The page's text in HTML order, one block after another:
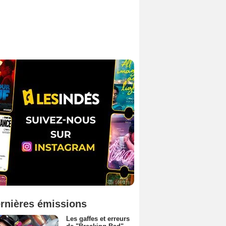
émissions
Les gaffes et erreurs